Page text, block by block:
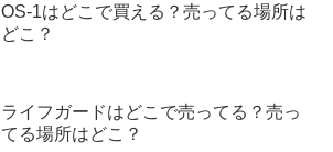
OS-1はどこで買える？売ってる場所は
どこ？
ライフガードはどこで売ってる？売っ
てる場所はどこ？